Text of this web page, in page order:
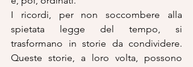
I ricordi, per non soccombere alla
spietata legge del tempo, si
trasformano in storie da condividere.
Queste storie, a loro volta, possono